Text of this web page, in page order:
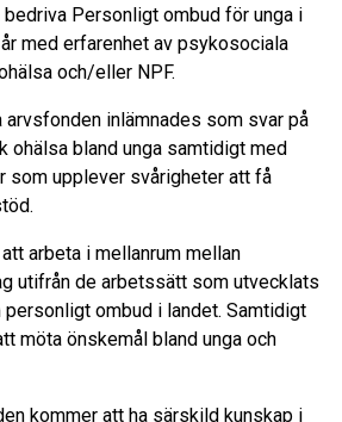
Personligt ombud för unga i
med erfarenhet av psykosociala
och/eller NPF.
arvsfonden inlämnades som svar på
ohälsa bland unga samtidigt med
som upplever svårigheter att få
arbeta i mellanrum mellan
utifrån de arbetssätt som utvecklats
ombud i landet. Samtidigt
möta önskemål bland unga och
kommer att ha särskild kunskap i